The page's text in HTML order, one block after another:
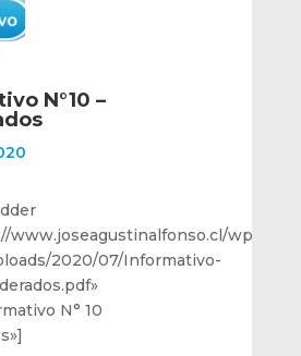
N°10 –
www.joseagustinalfonso.cl/wp-
2020/07/Informativo-
N° 10